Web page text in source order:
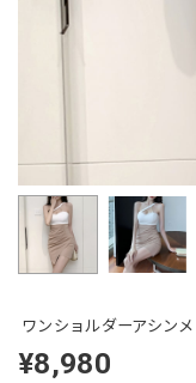
ワンショルダーアシン
¥8,980